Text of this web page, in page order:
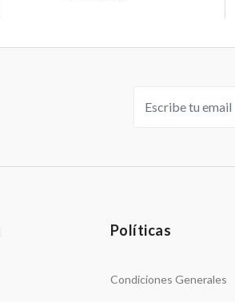
Políticas
Condiciones Generales